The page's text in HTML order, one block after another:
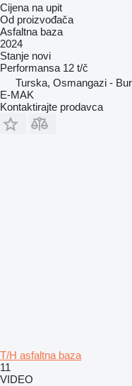
Cijena na upit
Od proizvođača
Asfaltna baza
2024
Stanje novi
Performansa 12 t/č
Turska, Osmangazi -
E-MAK
Kontaktirajte prodavca
T/H asfaltna baza
11
VIDEO